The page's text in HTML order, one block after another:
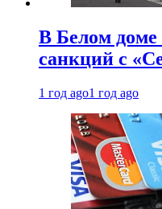
В Белом доме
санкций с
1 год ago1 год ago